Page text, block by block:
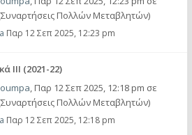
(Συναρτήσεις Πολλών Μεταβλητών)
Παρ 12 Σεπ 2025, 12:23 pm
ΙΙΙ (2021-22)
, Παρ 12 Σεπ 2025, 12:18 pm σε
(Συναρτήσεις Πολλών Μεταβλητών)
Παρ 12 Σεπ 2025, 12:18 pm